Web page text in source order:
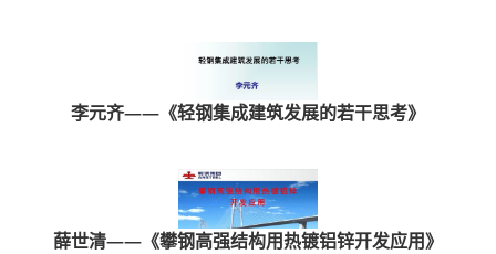
李元齐——《轻钢集成建筑发展的若干思考》
薛世清——《攀钢高强结构用热镀铝锌开发应用》